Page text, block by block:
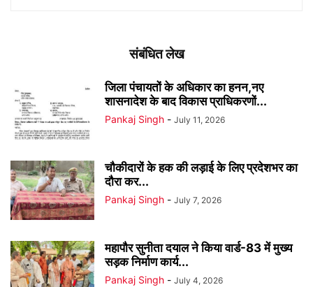
संबंधित लेख
जिला पंचायतों के अधिकार का हनन,नए
शासनादेश के बाद विकास प्राधिकरणों...
Pankaj Singh - July 11, 2026
चौकीदारों के हक की लड़ाई के लिए प्रदेशभर का
दौरा कर...
Pankaj Singh - July 7, 2026
महापौर सुनीता दयाल ने किया वार्ड-83 में मुख्य
सड़क निर्माण कार्य...
Pankaj Singh - July 4, 2026